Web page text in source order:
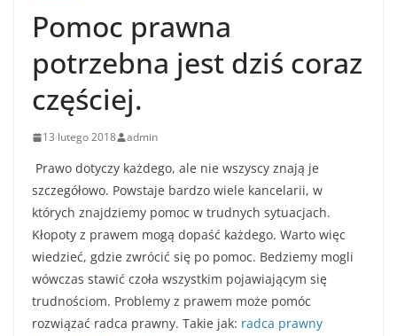
Pomoc prawna
potrzebna jest dziś coraz
częściej.
13 lutego 2018 admin
Prawo dotyczy każdego, ale nie wszyscy znają je
szczegółowo. Powstaje bardzo wiele kancelarii, w
których znajdziemy pomoc w trudnych sytuacjach.
Kłopoty z prawem mogą dopaść każdego. Warto więc
wiedzieć, gdzie zwrócić się po pomoc. Bedziemy mogli
wówczas stawić czoła wszystkim pojawiającym się
trudnościom. Problemy z prawem może pomóc
rozwiązać radca prawny. Takie jak: radca prawny